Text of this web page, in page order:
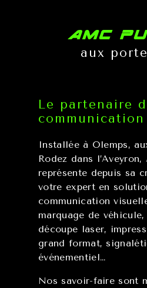
AMC
aux
Le partenaire
Installée à Olemps,
Rodez dans
représente depuis sa
votre expert en
communication
marquage de
découpe laser,
grand format,
événementiel…
Nos savoir-faire sont